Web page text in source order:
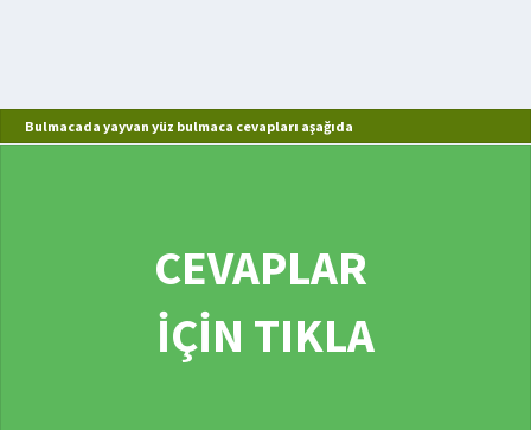
Bulmacada yayvan yüz bulmaca cevapları aşağıda
CEVAPLAR
İÇİN TIKLA